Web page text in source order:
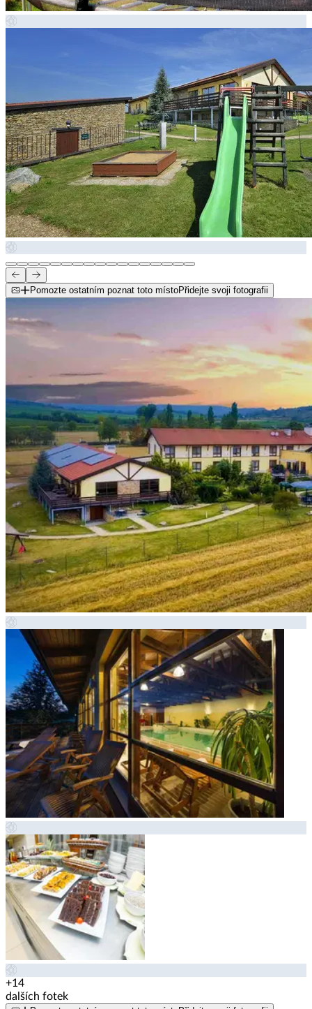
Pomozte ostatním poznat toto místoPřidejte svoji fotografii
+14
dalších fotek